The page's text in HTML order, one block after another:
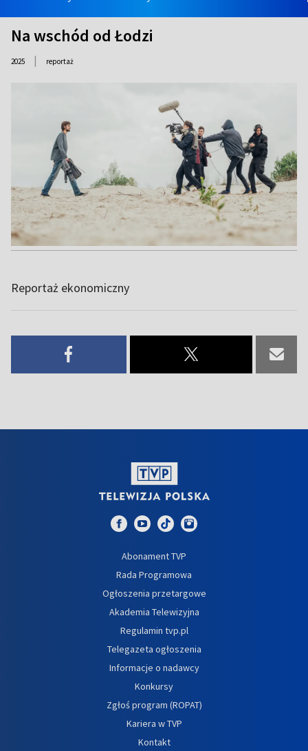
Na wschód od Łodzi
2025 | reportaż
Reportaż ekonomiczny
Abonament TVP
Rada Programowa
Ogłoszenia przetargowe
Akademia Telewizyjna
Regulamin tvp.pl
Telegazeta ogłoszenia
Informacje o nadawcy
Konkursy
Zgłoś program (ROPAT)
Kariera w TVP
Kontakt